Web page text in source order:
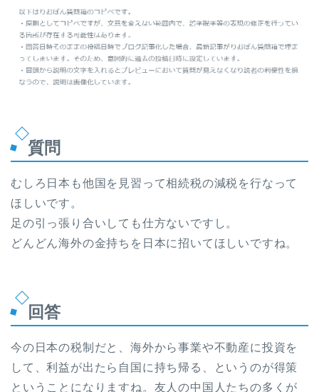
質問
むしろ日本も他国を見習って相続税の減税を行なって
ほしいです。
足の引っ張り合いしても仕方ないですし。
どんどん海外の金持ちを日本に招いてほしいですね。
回答
今の日本の税制だと、海外から事業や不動産に投資を
して、利益が出たら自国に持ち帰る、というのが得策
ということになりますね。友人の中国人たちの多くが